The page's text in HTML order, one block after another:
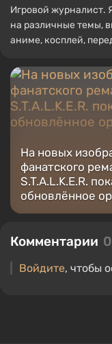
Игровой журналист.
на различные темы,
аниме, косплей,
нескольких обзоров,
связанных с
сувениры, включая
многое другое. У
играю с начала
На новых
фанатского
S.T.A.L.K.E.R.
обновлённое
Комментарии 0
Войдите, чтобы